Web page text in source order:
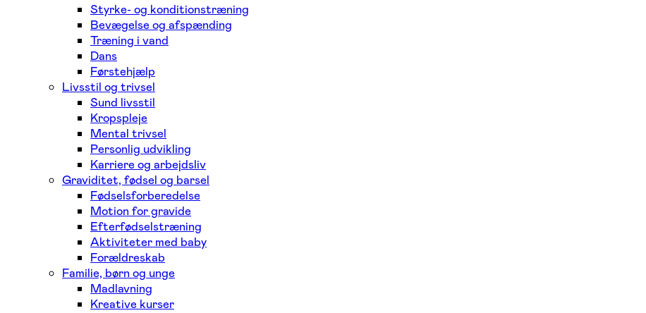
Styrke- og konditionstræning
Bevægelse og afspænding
Træning i vand
Dans
Førstehjælp
Livsstil og trivsel
Sund livsstil
Kropspleje
Mental trivsel
Personlig udvikling
Karriere og arbejdsliv
Graviditet, fødsel og barsel
Fødselsforberedelse
Motion for gravide
Efterfødselstræning
Aktiviteter med baby
Forældreskab
Familie, børn og unge
Madlavning
Kreative kurser